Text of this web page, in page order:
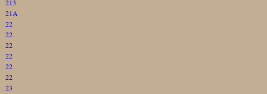
213
21A
22
22
22
22
22
22
23